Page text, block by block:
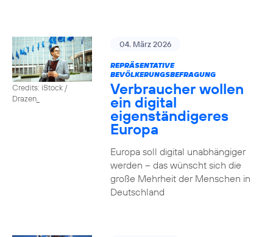
Credits: iStock /
Drazen_
04. März 2026
REPRÄSENTATIVE
BEVÖLKERUNGSBEFRAGUNG
Verbraucher wollen
ein digital
eigenständigeres
Europa
Europa soll digital unabhängiger
werden – das wünscht sich die
große Mehrheit der Menschen in
Deutschland